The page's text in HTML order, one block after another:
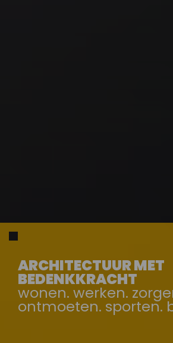
ARCHITECTUUR MET
BEDENKKRACHT
wonen. werken.
ontmoeten. sporten.